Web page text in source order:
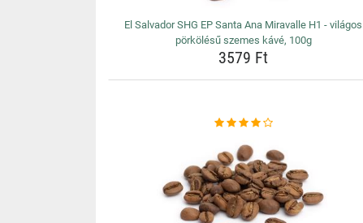
El Salvador SHG EP Santa Ana Miravalle H1 - világos
pörkölésű szemes kávé, 100g
3579 Ft